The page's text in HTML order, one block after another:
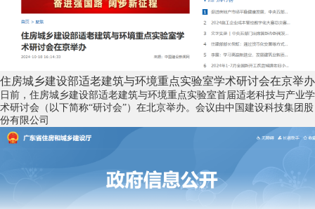
住房城乡建设部适老建筑与环境重点实验室学术研讨会在京举办
日前，住房城乡建设部适老建筑与环境重点实验室首届适老科技与产业学
术研讨会（以下简称“研讨会”）在北京举办。会议由中国建设科技集团股
份有限公司